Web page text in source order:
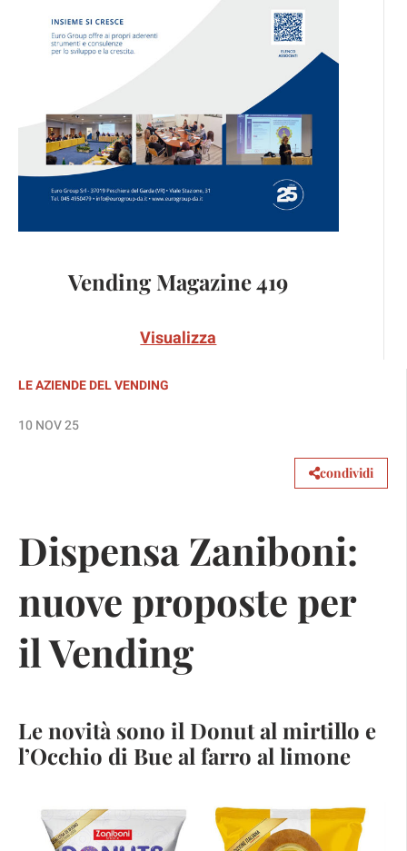
Vending Magazine 419
Visualizza
LE AZIENDE DEL VENDING
10 NOV 25
condividi
Dispensa Zaniboni:
nuove proposte per
il Vending
Le novità sono il Donut al mirtillo e
l’Occhio di Bue al farro al limone